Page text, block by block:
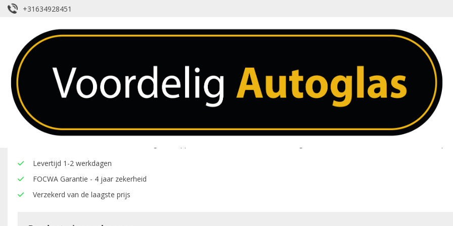
+31634928451
Achterruit – Audi – A3 – Groen Getint – Verwarming – Remlicht – Incaps
Over dit product
Levertijd 1-2 werkdagen
FOCWA Garantie - 4 jaar zekerheid
Verzekerd van de laagste prijs